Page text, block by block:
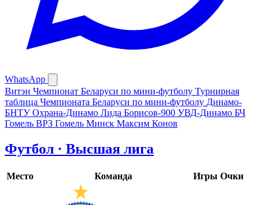
WhatsApp
Витэн Чемпионат Беларуси по мини-футболу Турнирная
таблица Чемпионата Беларуси по мини-футболу Динамо-
БНТУОхрана-Динамо Лида Борисов-900 УВД-Динамо БЧ
Гомель ВРЗ Гомель Минск Максим Конов
Футбол · Высшая лига
Место Команда Игры Очки